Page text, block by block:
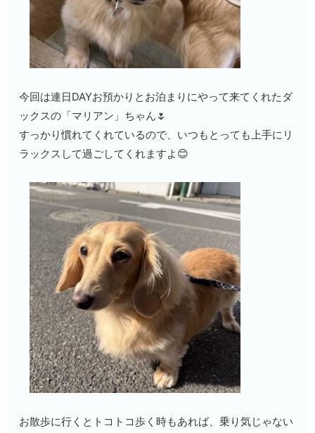
今回は連日DAYお預かりとお泊まりにやって来てくれたダ
ックスの「マリアン」ちゃん🌷
すっかり慣れてくれているので、いつもとっても上手にリ
ラックスして過ごしてくれますよ😊
お散歩に行くとトコトコ歩く時もあれば、乗り気じゃない